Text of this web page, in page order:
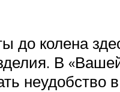
до колена
В
неудобство